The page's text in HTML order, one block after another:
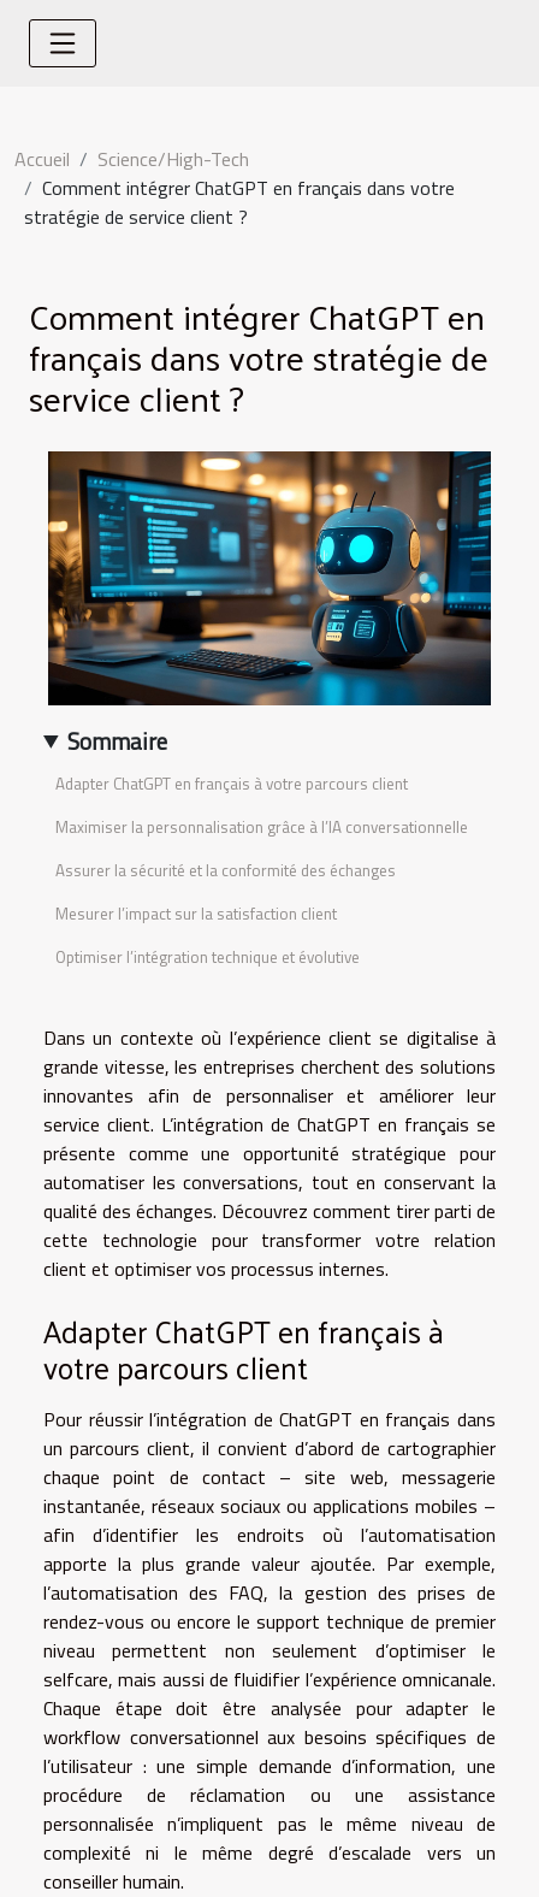
Accueil
Science/High-Tech
Comment intégrer ChatGPT en français dans votre
stratégie de service client ?
Comment intégrer ChatGPT en
français dans votre stratégie de
service client ?
Sommaire
Adapter ChatGPT en français à votre parcours client
Maximiser la personnalisation grâce à l’IA conversationnelle
Assurer la sécurité et la conformité des échanges
Mesurer l’impact sur la satisfaction client
Optimiser l’intégration technique et évolutive
Dans un contexte où l’expérience client se digitalise à
grande vitesse, les entreprises cherchent des solutions
innovantes afin de personnaliser et améliorer leur
service client. L’intégration de ChatGPT en français se
présente comme une opportunité stratégique pour
automatiser les conversations, tout en conservant la
qualité des échanges. Découvrez comment tirer parti de
cette technologie pour transformer votre relation
client et optimiser vos processus internes.
Adapter ChatGPT en français à
votre parcours client
Pour réussir l’intégration de ChatGPT en français dans
un parcours client, il convient d’abord de cartographier
chaque point de contact – site web, messagerie
instantanée, réseaux sociaux ou applications mobiles –
afin d’identifier les endroits où l’automatisation
apporte la plus grande valeur ajoutée. Par exemple,
l’automatisation des FAQ, la gestion des prises de
rendez-vous ou encore le support technique de premier
niveau permettent non seulement d’optimiser le
selfcare, mais aussi de fluidifier l’expérience omnicanale.
Chaque étape doit être analysée pour adapter le
workflow conversationnel aux besoins spécifiques de
l’utilisateur : une simple demande d’information, une
procédure de réclamation ou une assistance
personnalisée n’impliquent pas le même niveau de
complexité ni le même degré d’escalade vers un
conseiller humain.